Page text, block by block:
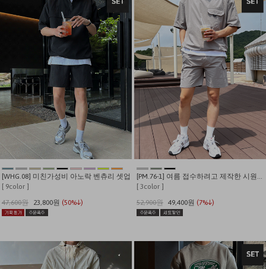
[WHG.08] 미친가성비 아노락 벤츄리 셋업
[ 9color ]
47,600원
23,800원 (50%↓)
[ 3color ]
52,900원 49,400원 (7%↓)